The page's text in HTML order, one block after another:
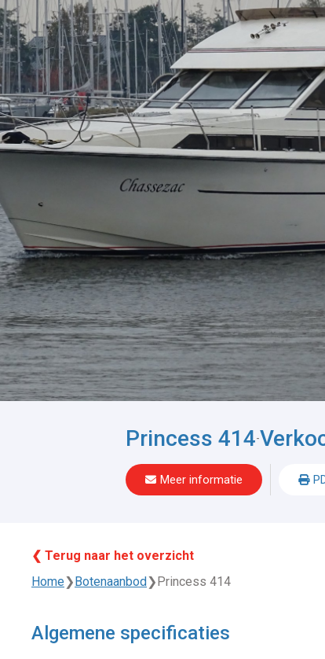
Princess 414-
Meer informatie
❮ Terug naar het overzicht
Home❯Botenaanbod❯Princess 414
Algemene specificaties